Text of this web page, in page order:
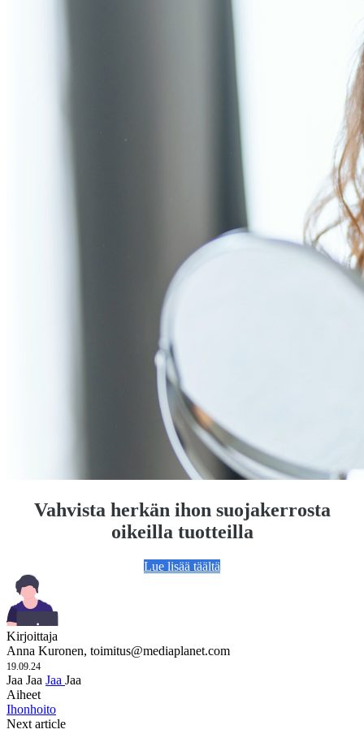
Vahvista herkän ihon suojakerrosta
oikeilla tuotteilla
Lue lisää täältä
Kirjoittaja
Anna Kuronen, toimitus@mediaplanet.com
19.09.24
Jaa Jaa Jaa Jaa
Aiheet
Ihonhoito
Next article